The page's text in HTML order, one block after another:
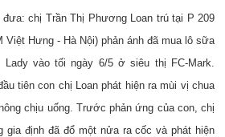
đưa: chị Trần Thị Phương Loan trú tại P 209
Việt Hưng - Hà Nội) phản ánh đã mua lô sữa
vào tối ngày 6/5 ở siêu thị FC-Mark.
tiên con chị Loan phát hiện ra mùi vị chua
chịu uống. Trước phản ứng của con, chị
gia định đã đổ một nửa ra cốc và phát hiện